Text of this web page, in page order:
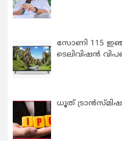
സോണി 115
ടെലിവിഷൻ
ധൂത്